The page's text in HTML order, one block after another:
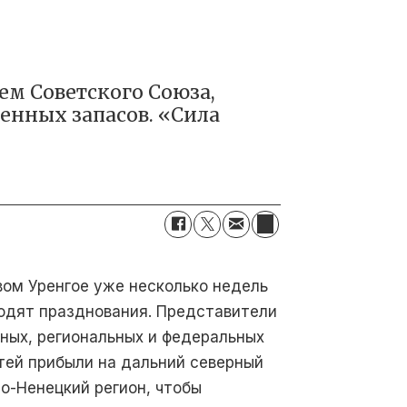
Советского Союза,
запасов. «Сила
Уренгое уже несколько недель
празднования. Представители
региональных и федеральных
прибыли на дальний северный
Ненецкий регион, чтобы